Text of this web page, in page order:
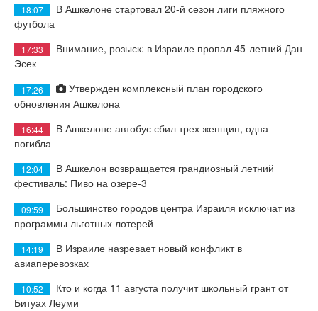
18:07
В Ашкелоне стартовал 20-й сезон лиги пляжного
футбола
17:33
Внимание, розыск: в Израиле пропал 45-летний Дан
Эсек
17:26
Утвержден комплексный план городского
обновления Ашкелона
16:44
В Ашкелоне автобус сбил трех женщин, одна
погибла
12:04
В Ашкелон возвращается грандиозный летний
фестиваль: Пиво на озере-3
09:59
Большинство городов центра Израиля исключат из
программы льготных лотерей
14:19
В Израиле назревает новый конфликт в
авиаперевозках
10:52
Кто и когда 11 августа получит школьный грант от
Битуах Леуми